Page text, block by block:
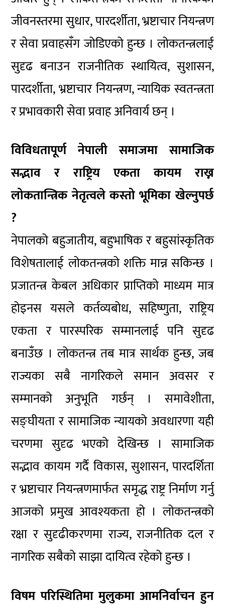
जीवनस्तरमा सुधार, पारदर्शीता, भ्रष्टाचार नियन्त्रण
र सेवा प्रवाहसँग जोडिएको हुन्छ । लोकतन्त्रलाई
सुदृढ बनाउन राजनीतिक स्थायित्व, सुशासन,
पारदर्शीता, भ्रष्टाचार नियन्त्रण, न्यायिक स्वतन्त्रता
र प्रभावकारी सेवा प्रवाह अनिवार्य छन् ।
विविधतापूर्ण नेपाली समाजमा सामाजिक
सद्भाव र राष्ट्रिय एकता कायम राख्न
लोकतान्त्रिक नेतृत्वले कस्तो भूमिका खेल्नुपर्छ
?
नेपालको बहुजातीय, बहुभाषिक र बहुसांस्कृतिक
विशेषतालाई लोकतन्त्रको शक्ति मान्न सकिन्छ ।
प्रजातन्त्र केबल अधिकार प्राप्तिको माध्यम मात्र
होइनस यसले कर्तव्यबोध, सहिष्णुता, राष्ट्रिय
एकता र पारस्परिक सम्मानलाई पनि सुदृढ
बनाउँछ । लोकतन्त्र तब मात्र सार्थक हुन्छ, जब
राज्यका सबै नागरिकले समान अवसर र
सम्मानको अनुभूति गर्छन् । समावेशीता,
सङ्घीयता र सामाजिक न्यायको अवधारणा यही
चरणमा सुदृढ भएको देखिन्छ । सामाजिक
सद्भाव कायम गर्दै विकास, सुशासन, पारदर्शिता
र भ्रष्टाचार नियन्त्रणमार्फत समृद्ध राष्ट्र निर्माण गर्नु
आजको प्रमुख आवश्यकता हो । लोकतन्त्रको
रक्षा र सुदृढीकरणमा राज्य, राजनीतिक दल र
नागरिक सबैको साझा दायित्व रहेको हुन्छ ।
विषम परिस्थितिमा मुलुकमा आमनिर्वाचन हुन